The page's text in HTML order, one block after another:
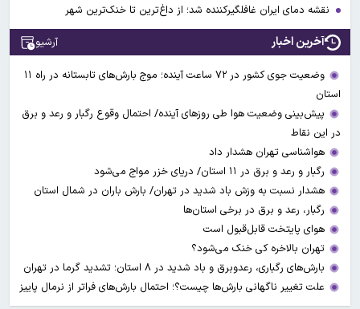
نقشه دمای ایران غافلگیرکننده شد؛ از داغ‌ترین تا خنک‌ترین شهر
آخرین اخبار آرشیو
وضعیت جوی کشور در ۷۲ ساعت آینده؛ موج بارش‌های تابستانه در راه ۱۱
استان
پیش‌بینی وضعیت هوا طی روزهای آینده/ احتمال وقوع رگبار و رعد و برق
در این نقاط
هواشناسی تهران هشدار داد
رگبار و رعد و برق در ۱۱ استان‌/ دریای خزر مواج می‌شود
هشدار نسبت به وزش باد شدید در تهران/ بارش باران در شمال استان
رگبار، رعد و برق در برخی استان‌ها
هوای پایتخت قابل‌قبول است
تهران بالاخره کی خنک می‌شود؟
بارش‌های رگباری، رعدوبرق و باد شدید در ۸ استان؛ تشدید گرما در تهران
علت تغییر ناگهانی بارش‌ها چیست؟؛ احتمال بارش‌های فراتر از نرمال پاییز